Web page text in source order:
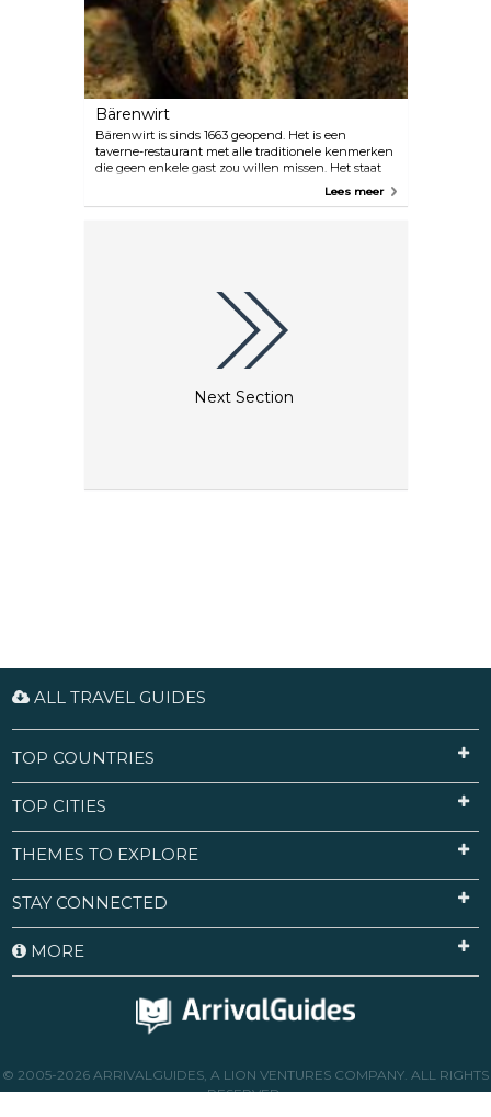
Bärenwirt
Bärenwirt is sinds 1663 geopend. Het is een
taverne-restaurant met alle traditionele kenmerken
die geen enkele gast zou willen missen. Het staat
bekend om het serveren van typische, traditioneel
Lees meer
Next Section
ALL TRAVEL GUIDES
TOP COUNTRIES
TOP CITIES
THEMES TO EXPLORE
STAY CONNECTED
MORE
© 2005-2026 ARRIVALGUIDES, A LION VENTURES COMPANY. ALL RIGHTS
RESERVED.